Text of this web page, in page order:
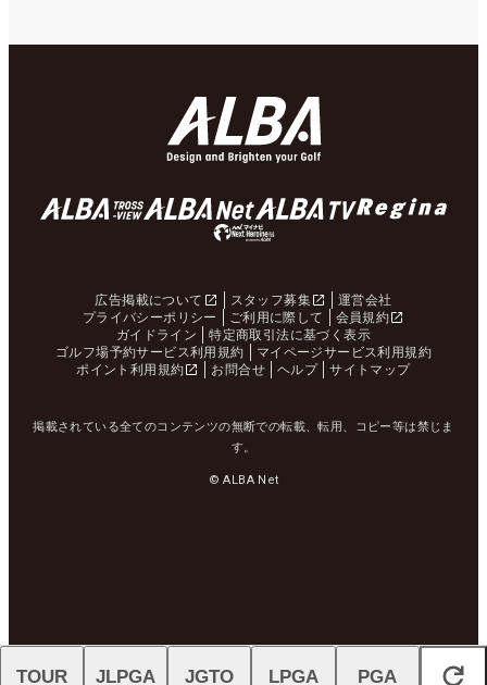
広告掲載について スタッフ募集
運営会社
プライバシーポリシー
ご利用に際して
会員規約
ガイドライン
特定商取引法に基づく表示
ゴルフ場予約サービス利用規約
マイページサービス利用規約
ポイント利用規約
お問合せ ヘルプ サイトマップ
掲載されている全てのコンテンツの無断での転載、転用、コピー等は禁じま
す。
© ALBA Net
閉じる
TOUR JLPGA JGTO LPGA PGA